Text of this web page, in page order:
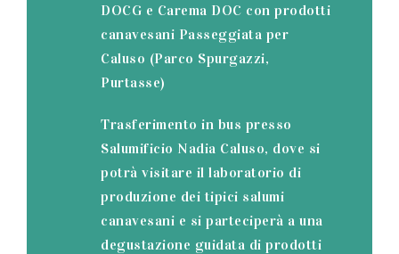
DOCG e Carema DOC con prodotti
canavesani Passeggiata per
Caluso (Parco Spurgazzi,
Purtasse)
Trasferimento in bus presso
Salumificio Nadia Caluso, dove si
potrà visitare il laboratorio di
produzione dei tipici salumi
canavesani e si parteciperà a una
degustazione guidata di prodotti